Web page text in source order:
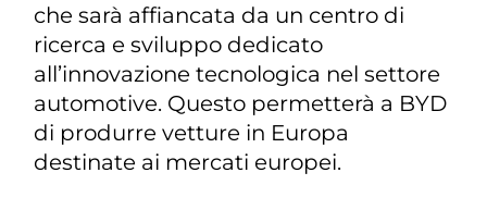
che sarà affiancata da un centro di
ricerca e sviluppo dedicato
all’innovazione tecnologica nel settore
automotive. Questo permetterà a BYD
di produrre vetture in Europa
destinate ai mercati europei.